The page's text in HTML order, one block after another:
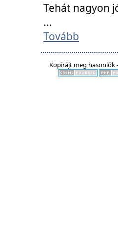
Tehát nagyon
...
Tovább
Kopirájt meg hasonlók